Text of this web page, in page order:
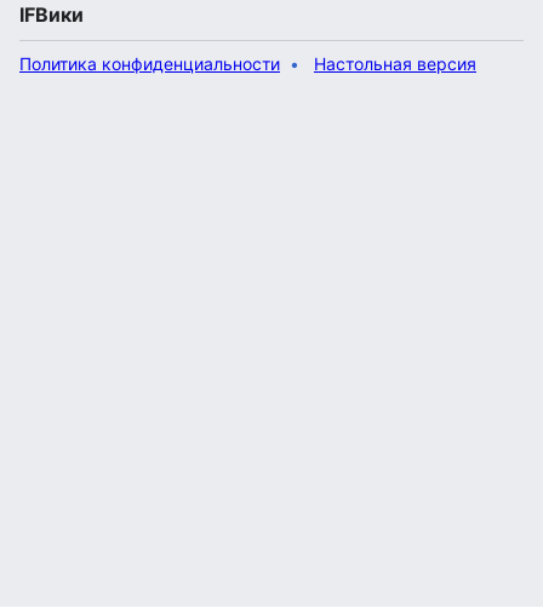
IFВики
Политика конфиденциальности Настольная версия